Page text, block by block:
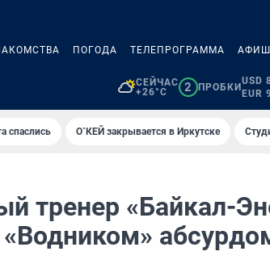
ПОГОДА ТЕЛЕПРОГРАММА
СЕЙЧАС
+26°C
2 ПРОБКИ
USD
EUR
спаслись О`КЕЙ закрывается в Иркутске
тренер «Байкал-
«Водником»